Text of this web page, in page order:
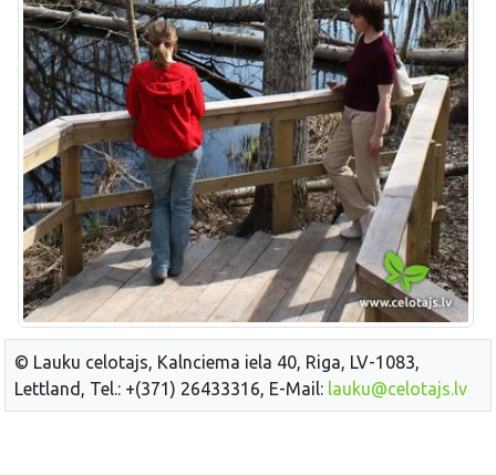
© Lauku celotajs, Kalnciema iela 40, Riga, LV-1083,
Lettland, Tel.: +(371) 26433316, E-Mail: lauku@celotajs.lv